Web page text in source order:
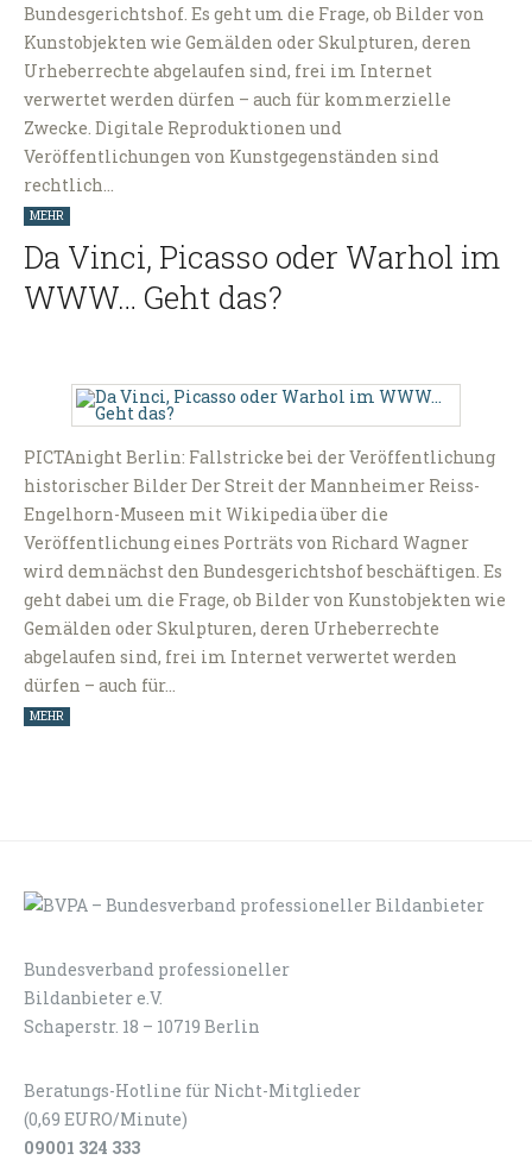
Bundesgerichtshof. Es geht um die Frage, ob Bilder von
Kunstobjekten wie Gemälden oder Skulpturen, deren
Urheberrechte abgelaufen sind, frei im Internet
verwertet werden dürfen – auch für kommerzielle
Zwecke. Digitale Reproduktionen und
Veröffentlichungen von Kunstgegenständen sind
rechtlich…
MEHR
Da Vinci, Picasso oder Warhol im
WWW… Geht das?
PICTAnight Berlin: Fallstricke bei der Veröffentlichung
historischer Bilder Der Streit der Mannheimer Reiss-
Engelhorn-Museen mit Wikipedia über die
Veröffentlichung eines Porträts von Richard Wagner
wird demnächst den Bundesgerichtshof beschäftigen. Es
geht dabei um die Frage, ob Bilder von Kunstobjekten wie
Gemälden oder Skulpturen, deren Urheberrechte
abgelaufen sind, frei im Internet verwertet werden
dürfen – auch für…
MEHR
Bundesverband professioneller
Bildanbieter e.V.
Schaperstr. 18 – 10719 Berlin
Beratungs-Hotline für Nicht-Mitglieder
(0,69 EURO/Minute)
09001 324 333